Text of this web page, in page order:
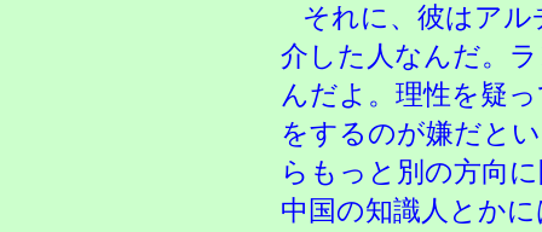
それに、彼はアル
介した人なんだ。
んだよ。理性を疑
をするのが嫌だと
らもっと別の方向
中国の知識人とか